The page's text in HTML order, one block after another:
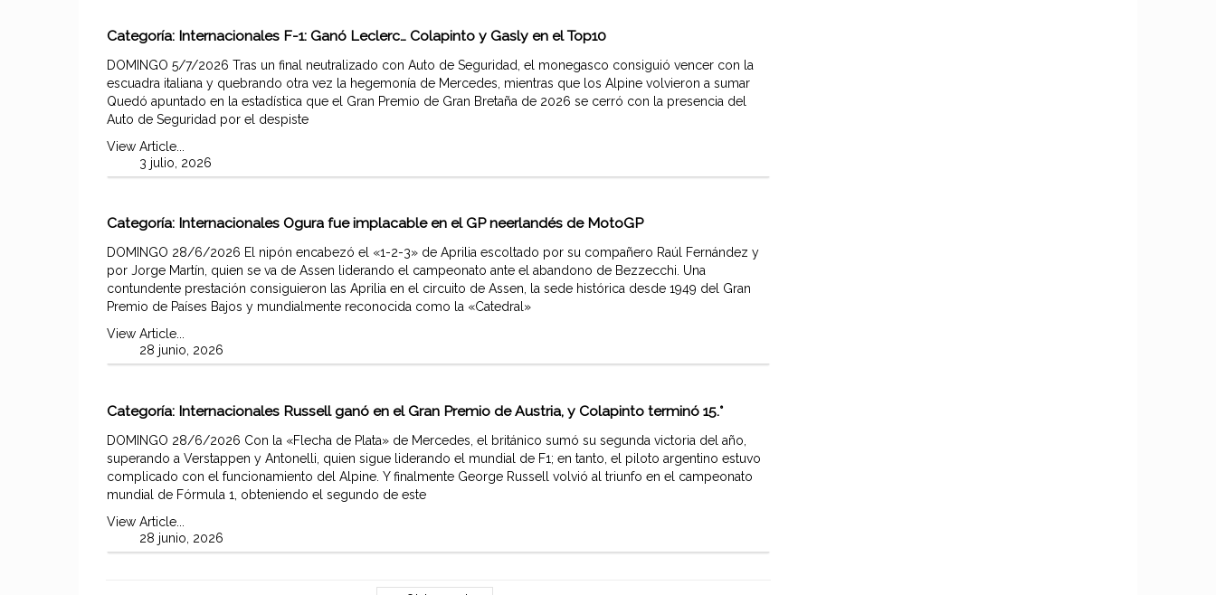
Categoría: Internacionales F-1: Ganó Leclerc… Colapinto y Gasly en el Top10
DOMINGO 5/7/2026 Tras un final neutralizado con Auto de Seguridad, el monegasco consiguió vencer con la
escuadra italiana y quebrando otra vez la hegemonía de Mercedes, mientras que los Alpine volvieron a sumar
Quedó apuntado en la estadística que el Gran Premio de Gran Bretaña de 2026 se cerró con la presencia del
Auto de Seguridad por el despiste
View Article...
3 julio, 2026
Categoría: Internacionales Ogura fue implacable en el GP neerlandés de MotoGP
DOMINGO 28/6/2026 El nipón encabezó el «1-2-3» de Aprilia escoltado por su compañero Raúl Fernández y
por Jorge Martín, quien se va de Assen liderando el campeonato ante el abandono de Bezzecchi. Una
contundente prestación consiguieron las Aprilia en el circuito de Assen, la sede histórica desde 1949 del Gran
Premio de Países Bajos y mundialmente reconocida como la «Catedral»
View Article...
28 junio, 2026
Categoría: Internacionales Russell ganó en el Gran Premio de Austria, y Colapinto terminó 15.°
DOMINGO 28/6/2026 Con la «Flecha de Plata» de Mercedes, el británico sumó su segunda victoria del año,
superando a Verstappen y Antonelli, quien sigue liderando el mundial de F1; en tanto, el piloto argentino estuvo
complicado con el funcionamiento del Alpine. Y finalmente George Russell volvió al triunfo en el campeonato
mundial de Fórmula 1, obteniendo el segundo de este
View Article...
28 junio, 2026